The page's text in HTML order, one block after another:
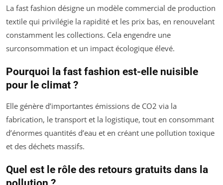
La fast fashion désigne un modèle commercial de production
textile qui privilégie la rapidité et les prix bas, en renouvelant
constamment les collections. Cela engendre une
surconsommation et un impact écologique élevé.
Pourquoi la fast fashion est-elle nuisible
pour le climat ?
Elle génère d’importantes émissions de CO2 via la
fabrication, le transport et la logistique, tout en consommant
d’énormes quantités d’eau et en créant une pollution toxique
et des déchets massifs.
Quel est le rôle des retours gratuits dans la